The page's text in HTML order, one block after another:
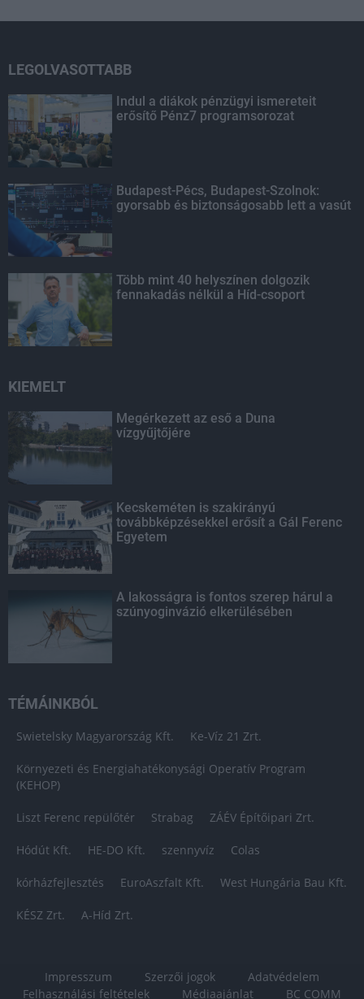
LEGOLVASOTTABB
Indul a diákok pénzügyi ismereteit
erősítő Pénz7 programsorozat
Budapest-Pécs, Budapest-Szolnok:
gyorsabb és biztonságosabb lett a vasút
Több mint 40 helyszínen dolgozik
fennakadás nélkül a Híd-csoport
KIEMELT
Megérkezett az eső a Duna
vízgyűjtőjére
Kecskeméten is szakirányú
továbbképzésekkel erősít a Gál Ferenc
Egyetem
A lakosságra is fontos szerep hárul a
szúnyoginvázió elkerülésében
TÉMÁINKBÓL
Swietelsky Magyarország Kft. Ke-Víz 21 Zrt.
Környezeti és Energiahatékonysági Operatív Program
(KEHOP)
Liszt Ferenc repülőtér Strabag ZÁÉV Építőipari Zrt.
Hódút Kft. HE-DO Kft. szennyvíz Colas
kórházfejlesztés EuroAszfalt Kft. West Hungária Bau Kft.
KÉSZ Zrt. A-Híd Zrt.
Impresszum Szerzői jogok
Adatvédelem
Felhasználási feltételek
Médiaajánlat BC COMM